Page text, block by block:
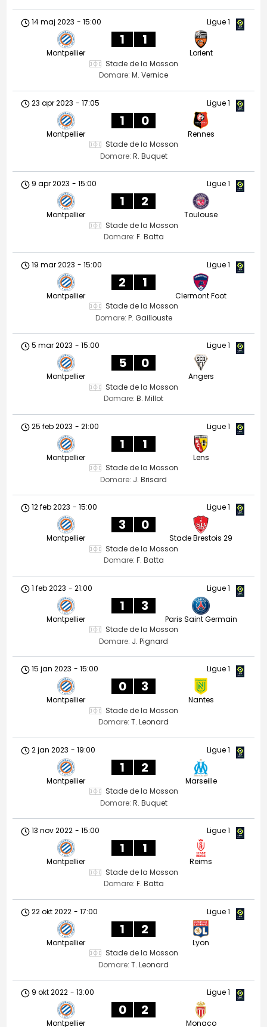
Ligue 1
14 maj 2023 - 15:00
Montpellier
1 1
Lorient
Stade de la Mosson
Domare: M. Vernice
Ligue 1
23 apr 2023 - 17:05
Montpellier
1 0
Rennes
Stade de la Mosson
Domare: R. Buquet
Ligue 1
9 apr 2023 - 15:00
Montpellier
1 2
Toulouse
Stade de la Mosson
Domare: F. Batta
Ligue 1
19 mar 2023 - 15:00
Montpellier
2 1
Clermont Foot
Stade de la Mosson
Domare: P. Gaillouste
Ligue 1
5 mar 2023 - 15:00
Montpellier
5 0
Angers
Stade de la Mosson
Domare: B. Millot
Ligue 1
25 feb 2023 - 21:00
Montpellier
1 1
Lens
Stade de la Mosson
Domare: J. Brisard
Ligue 1
12 feb 2023 - 15:00
Montpellier
3 0
Stade Brestois 29
Stade de la Mosson
Domare: F. Batta
Ligue 1
1 feb 2023 - 21:00
Montpellier
1 3
Paris Saint Germain
Stade de la Mosson
Domare: J. Pignard
Ligue 1
15 jan 2023 - 15:00
Montpellier
0 3
Nantes
Stade de la Mosson
Domare: T. Leonard
Ligue 1
2 jan 2023 - 19:00
Montpellier
1 2
Marseille
Stade de la Mosson
Domare: R. Buquet
Ligue 1
13 nov 2022 - 15:00
Montpellier
1 1
Reims
Stade de la Mosson
Domare: F. Batta
Ligue 1
22 okt 2022 - 17:00
Montpellier
1 2
Lyon
Stade de la Mosson
Domare: T. Leonard
Ligue 1
9 okt 2022 - 13:00
Montpellier
0 2
Monaco